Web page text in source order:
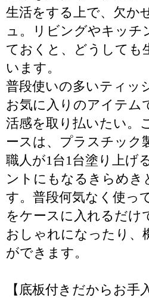
生活をする上で、欠か
ュ。リビングやキッチ
ておくと、どうしても
います。
普段使いの多いティッ
お気に入りのアイテム
活感を取り払いたい。
ースは、プラスチック
職人が1台1台塗り上げ
ントにもなるきらめき
す。普段何気なく使っ
をケースに入れるだけ
おしゃれになったり、
ができます。
【底板付きだからお手